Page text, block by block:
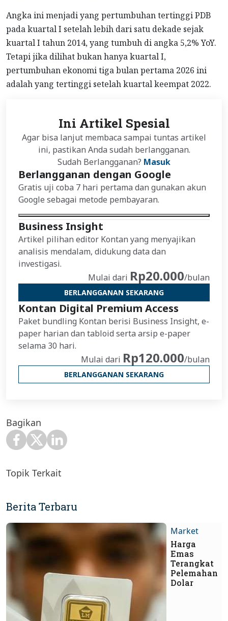
Angka ini menjadi yang pertumbuhan tertinggi PDB
pada kuartal I setelah lebih dari satu dekade sejak
kuartal I tahun 2014, yang tumbuh di angka 5,2% YoY.
Tetapi jika dilihat bukan hanya kuartal I,
pertumbuhan ekonomi tiga bulan pertama 2026 ini
adalah yang tertinggi setelah kuartal keempat 2022.
Ini Artikel Spesial
Agar bisa lanjut membaca sampai tuntas artikel
ini, pastikan Anda sudah berlangganan.
Sudah Berlangganan? Masuk
Berlangganan dengan Google
Gratis uji coba 7 hari pertama dan gunakan akun
Google sebagai metode pembayaran.
Business Insight
Artikel pilihan editor Kontan yang menyajikan
analisis mendalam, didukung data dan
investigasi.
Mulai dari Rp20.000/bulan
BERLANGGANAN SEKARANG
Kontan Digital Premium Access
Paket bundling Kontan berisi Business Insight, e-
paper harian dan tabloid serta arsip e-paper
selama 30 hari.
Mulai dari Rp120.000/bulan
BERLANGGANAN SEKARANG
Bagikan
Topik Terkait
Berita Terbaru
Market
Harga
Emas
Terangkat
Pelemahan
Dolar